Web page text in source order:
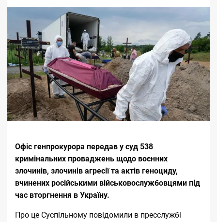
Офіс генпрокурора передав у суд 538
кримінальних проваджень щодо воєнних
злочинів, злочинів агресії та актів геноциду,
вчинених російськими військовослужбовцями під
час вторгнення в Україну.
Про це Суспільному повідомили в пресслужбі